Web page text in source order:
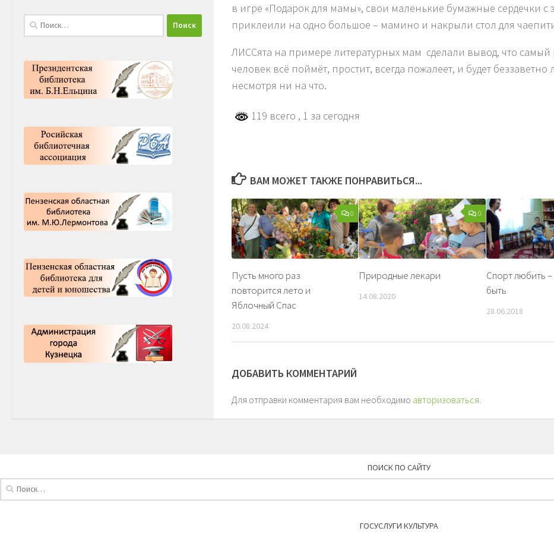
в игре «Подарок для мамы», свои маленькие бумажные сердечки с
приклеили на одно большое – мамино и накрыли стол для
ЛИССята на примере литературных мам сделали вывод, что самый
человек всё поймёт, простит, всегда пожалеет, и будет беззаветно
несмотря ни на что.
119 всего , 1 за сегодня
ВАМ МОЖЕТ ТАКЖЕ ПОНРАВИТЬСЯ...
0
Пусть много раз
повторится лето и
Яблочный Спас
20.08.2024
0
Природные лекари
14.08.2020
Спорт любить
быть
28.06.2018
ДОБАВИТЬ КОММЕНТАРИЙ
Для отправки комментария вам необходимо авторизоваться
Найти:
ПОИСК ПО САЙТУ
ГОСУСЛУГИ КУЛЬТУРА